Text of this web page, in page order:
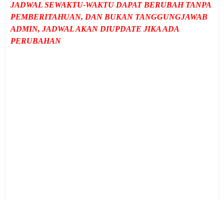
JADWAL SEWAKTU-WAKTU DAPAT BERUBAH TANPA
PEMBERITAHUAN, DAN BUKAN TANGGUNGJAWAB
ADMIN, JADWAL AKAN DIUPDATE JIKA ADA
PERUBAHAN